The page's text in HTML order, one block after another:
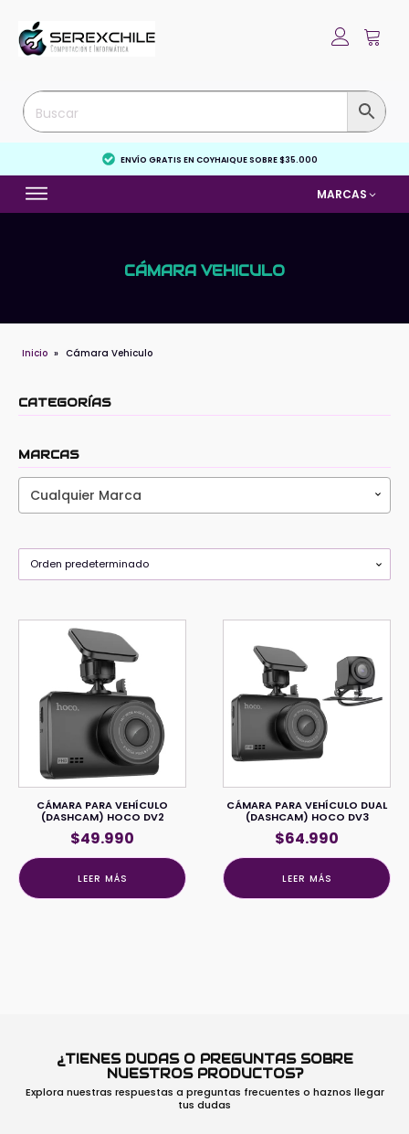
ENVÍO GRATIS EN COYHAIQUE SOBRE $35.000
MARCAS
CÁMARA VEHICULO
Inicio » Cámara Vehiculo
CATEGORÍAS
MARCAS
Cualquier Marca
CÁMARA PARA VEHÍCULO
(DASHCAM) HOCO DV2
$49.990
LEER MÁS
CÁMARA PARA VEHÍCULO DUAL
(DASHCAM) HOCO DV3
$64.990
LEER MÁS
¿TIENES DUDAS O PREGUNTAS SOBRE
NUESTROS PRODUCTOS?
Explora nuestras respuestas a preguntas frecuentes o haznos llegar
tus dudas